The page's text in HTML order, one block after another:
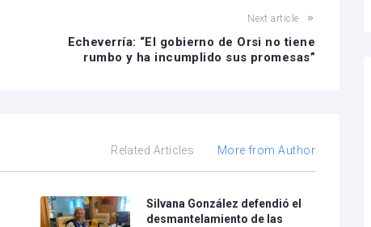
Next article
Echeverría: “El gobierno de Orsi no tiene
rumbo y ha incumplido sus promesas”
Related Articles More from Author
Silvana González defendió el
desmantelamiento de las